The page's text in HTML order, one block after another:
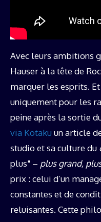
Avec leurs ambitions
Hauser à la tête de
marquer les esprits.
uniquement pour les
peine après la sortie
via Kotaku un article
studio et sa culture du
plus" – plus grand,
prix : celui d’un
constantes et de
reluisantes. Cette